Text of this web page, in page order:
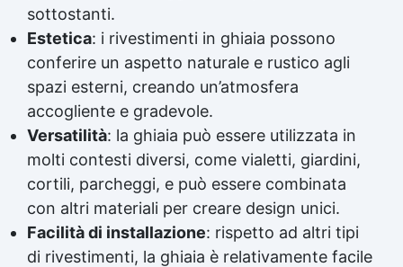
sottostanti.
Estetica: i rivestimenti in ghiaia possono
conferire un aspetto naturale e rustico agli
spazi esterni, creando un’atmosfera
accogliente e gradevole.
Versatilità: la ghiaia può essere utilizzata in
molti contesti diversi, come vialetti, giardini,
cortili, parcheggi, e può essere combinata
con altri materiali per creare design unici.
Facilità di installazione: rispetto ad altri tipi
di rivestimenti, la ghiaia è relativamente facile